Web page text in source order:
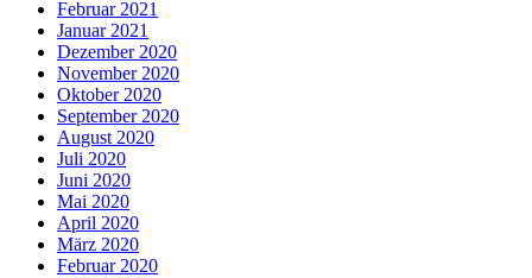
Februar 2021
Januar 2021
Dezember 2020
November 2020
Oktober 2020
September 2020
August 2020
Juli 2020
Juni 2020
Mai 2020
April 2020
März 2020
Februar 2020